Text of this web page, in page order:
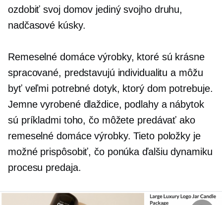
ozdobiť svoj domov jediný svojho druhu,
nadčasové kúsky.
Remeselné domáce výrobky, ktoré sú krásne
spracované, predstavujú individualitu a môžu
byť veľmi potrebné dotyk, ktorý dom potrebuje.
Jemne vyrobené dlaždice, podlahy a nábytok
sú príkladmi toho, čo môžete predávať ako
remeselné domáce výrobky. Tieto položky je
možné prispôsobiť, čo ponúka ďalšiu dynamiku
procesu predaja.